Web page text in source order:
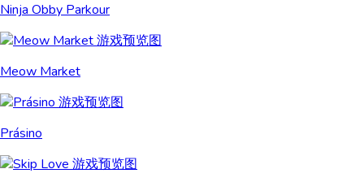
Ninja Obby Parkour
Meow Market
Prásino